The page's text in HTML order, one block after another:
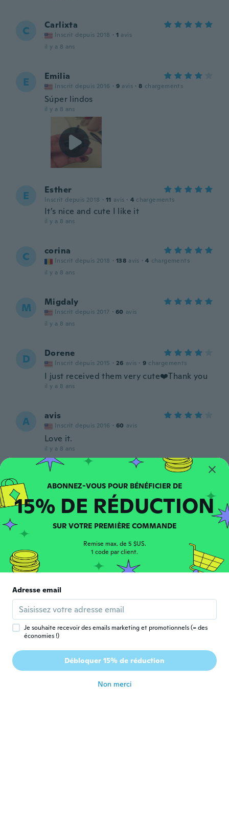
C Carlixta
Inscrit depuis 2018 · 1 avis
il y a 8 ans
E Emilia
Inscrit depuis 2016 · 9 avis · 8 chargements
Súper lindos
il y a 8 ans
E Esther
Inscrit depuis 2018 · 11 avis · 4 chargements
It’s nice and cute I like it
il y a 8 ans
C corina
Inscrit depuis 2018 · 138 avis · 4 chargements
il y a 8 ans
M Migdaly
Inscrit depuis 2017 · 60 avis
il y a 8 ans
D Dorene
Inscrit depuis 2015 · 26 avis · 9 chargements
I just received them very cute❤️Thank you
il y a 8 ans
A avis
Inscrit depuis 2016 · 60 avis
Love it.
il y a 8 ans
J Inscrit depuis 2018 · 169 avis · 2 chargements
il y a 8 ans
C Clare
Really pretty
C Caroline
Inscrit depuis 2017 · 42 avis · 4 chargements
I love them.
Nelida
Inscrit depuis 2018 · 37 avis · 2 chargements
15% DE RÉDUCTION
SUR VOTRE PREMIÈRE COMMANDE
Remise max. de 5 $US.
1 code par client.
Adresse email
Je souhaite recevoir des emails marketing et promotionnels (= des
économies !)
Débloquer 15% de réduction
Non merci